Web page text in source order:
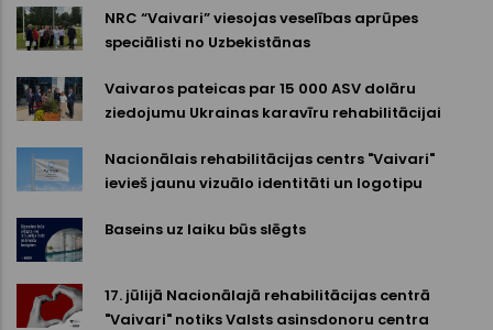
NRC “Vaivari” viesojas veselības aprūpes
speciālisti no Uzbekistānas
Vaivaros pateicas par 15 000 ASV dolāru
ziedojumu Ukrainas karavīru rehabilitācijai
Nacionālais rehabilitācijas centrs "Vaivari"
ievieš jaunu vizuālo identitāti un logotipu
Baseins uz laiku būs slēgts
17. jūlijā Nacionālajā rehabilitācijas centrā
"Vaivari" notiks Valsts asinsdonoru centra